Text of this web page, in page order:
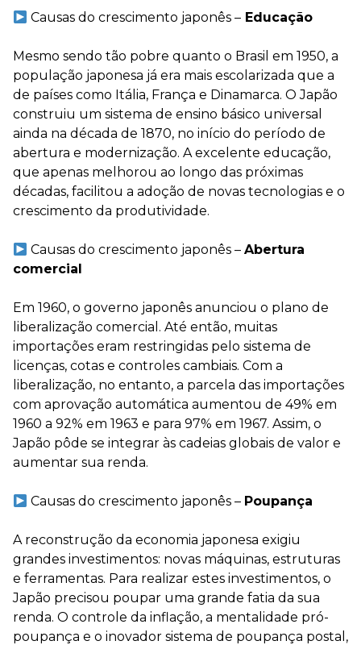
Causas do crescimento japonês – Educação
Mesmo sendo tão pobre quanto o Brasil em 1950, a
população japonesa já era mais escolarizada que a
de países como Itália, França e Dinamarca. O Japão
construiu um sistema de ensino básico universal
ainda na década de 1870, no início do período de
abertura e modernização. A excelente educação,
que apenas melhorou ao longo das próximas
décadas, facilitou a adoção de novas tecnologias e o
crescimento da produtividade.
Causas do crescimento japonês –Abertura
comercial
Em 1960, o governo japonês anunciou o plano de
liberalização comercial. Até então, muitas
importações eram restringidas pelo sistema de
licenças, cotas e controles cambiais. Com a
liberalização, no entanto, a parcela das importações
com aprovação automática aumentou de 49% em
1960 a 92% em 1963 e para 97% em 1967. Assim, o
Japão pôde se integrar às cadeias globais de valor e
aumentar sua renda.
Causas do crescimento japonês – Poupança
A reconstrução da economia japonesa exigiu
grandes investimentos: novas máquinas, estruturas
e ferramentas. Para realizar estes investimentos, o
Japão precisou poupar uma grande fatia da sua
renda. O controle da inflação, a mentalidade pró-
poupança e o inovador sistema de poupança postal,